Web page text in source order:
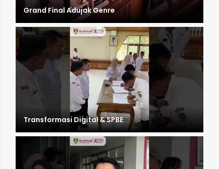
Grand Final Adujak Genre
Transformasi Digital & SPBE